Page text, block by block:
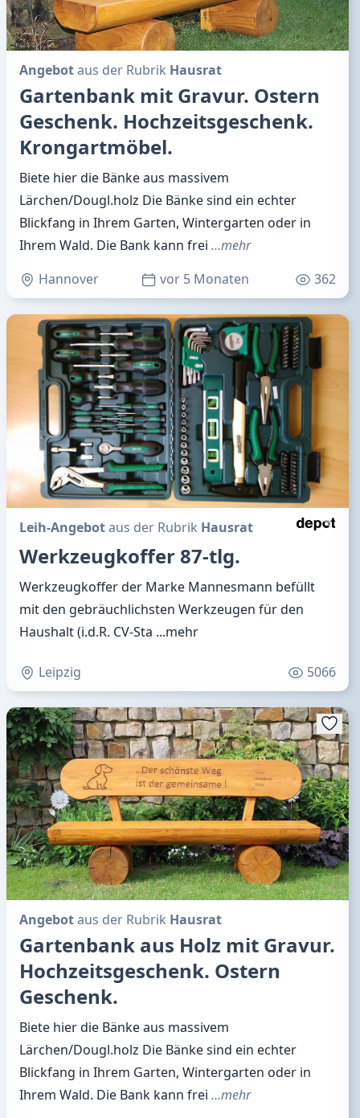
Angebotaus der Rubrik Hausrat
Gartenbank mit Gravur. Ostern
Geschenk. Hochzeitsgeschenk.
Krongartmöbel.
Biete hier die Bänke aus massivem
Lärchen/Dougl.holz Die Bänke sind ein echter
Blickfang in Ihrem Garten, Wintergarten oder in
Ihrem Wald. Die Bank kann frei …mehr
Hannover
vor 5 Monaten 362
Leih-Angebotaus der Rubrik Hausrat
Werkzeugkoffer 87-tlg.
Werkzeugkoffer der Marke Mannesmann befüllt
mit den gebräuchlichsten Werkzeugen für den
Haushalt (i.d.R. CV-Sta ...mehr
Leipzig 5066
Angebotaus der Rubrik Hausrat
Gartenbank aus Holz mit Gravur.
Hochzeitsgeschenk. Ostern
Geschenk.
Biete hier die Bänke aus massivem
Lärchen/Dougl.holz Die Bänke sind ein echter
Blickfang in Ihrem Garten, Wintergarten oder in
Ihrem Wald. Die Bank kann frei …mehr